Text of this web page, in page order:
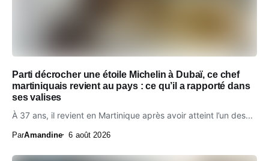
Parti décrocher une étoile Michelin à Dubaï, ce chef
martiniquais revient au pays : ce qu’il a rapporté dans
ses valises
À 37 ans, il revient en Martinique après avoir atteint l’un des...
ParAmandine 6 août 2026